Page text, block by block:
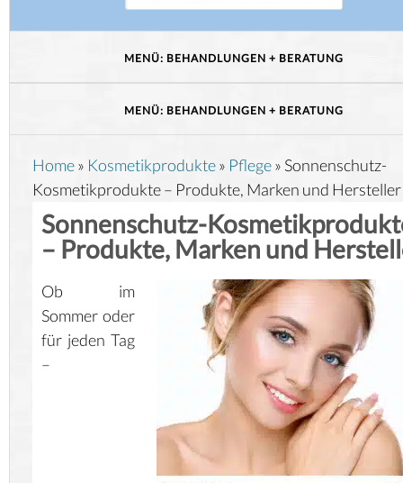
Home» Kosmetikprodukte» Pflege» Sonnenschutz-
Kosmetikprodukte – Produkte, Marken und Hersteller
Sonnenschutz-
– Produkte, Marken und
Ob im
Sommer oder
für jeden Tag
–